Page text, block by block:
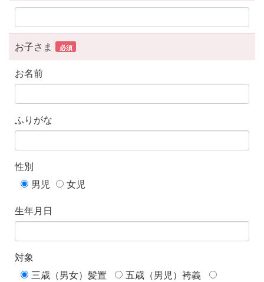
お子さま 必須
お名前
ふりがな
性別
男児
女児
生年月日
対象
三歳（男女）髪置
五歳（男児）袴義